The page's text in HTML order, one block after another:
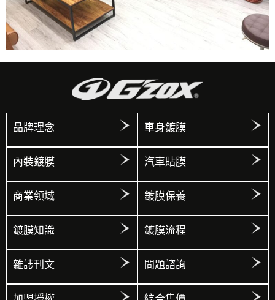
品牌理念 車身鍍膜
內裝鍍膜 汽車貼膜
商業領域 鍍膜保養
鍍膜知識 鍍膜流程
雜誌刊文 問題諮詢